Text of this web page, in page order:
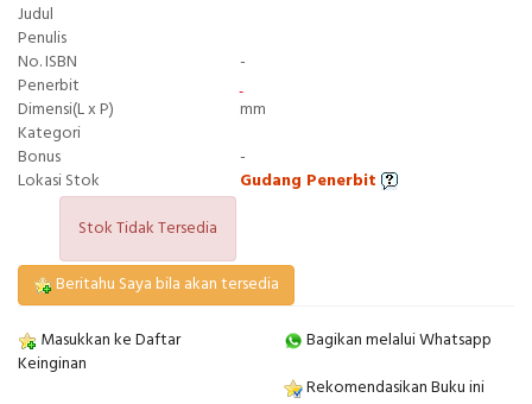
Judul
Penulis
No. ISBN
-
Penerbit
Dimensi(L x P)
mm
Kategori
Bonus
-
Lokasi Stok
Gudang Penerbit
Stok Tidak Tersedia
Beritahu Saya bila akan tersedia
Masukkan ke Daftar
Keinginan
Bagikan melalui Whatsapp
Rekomendasikan Buku ini